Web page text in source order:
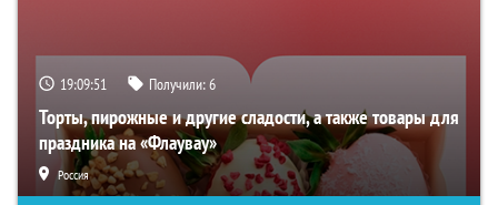
19:09:50 Получили:6
Торты, пирожные и другие сладости, а также товары для
праздника на «Флаувау»
Россия